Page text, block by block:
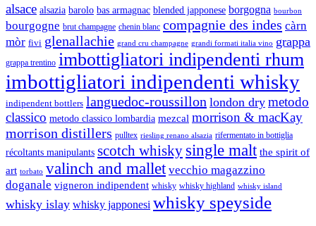
alsace alsazia barolo bas armagnac blended japponese borgogna bourbon
bourgogne brut champagne chenin blanc compagnie des indes càrn
mòr fivi glenallachie grand cru champagne grandi formati italia vino grappa
grappa trentino imbottigliatori indipendenti rhum
imbottigliatori indipendenti whisky
indipendent bottlers languedoc-roussillon london dry metodo
classico metodo classico lombardia mezcal morrison & macKay
morrison distillers pulltex riesling renano alsazia rifermentato in bottiglia
récoltants manipulants scotch whisky single malt the spirit of
art torbato valinch and mallet vecchio magazzino
doganale vigneron indipendent whisky whisky highland whisky island
whisky islay whisky japponesi whisky speyside